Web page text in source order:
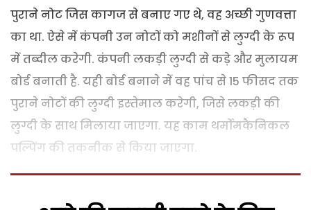
पुराने नोट जिस कागज से बनाए गए थे, वह अच्छी गुणवत्ता
का था. ऐसे में कंपनी उन नोटों को मशीनों से लुग्दी के रूप
में तब्दील करेगी. कंपनी लकड़ी लुग्दी से कड़े और मुलायम
बोर्ड बनाती है. यही बोर्ड बनाने में वह पांच से 15 फीसद तक
पुराने नोटों की लुग्दी इस्तेमाल करेगी, जिसे लकड़ी की
लुग्दी के साथ मिलाया जाएगा. यह काम थर्मोमकैनिकल
पल्पिंग की तकनीक से किया जाएगा.